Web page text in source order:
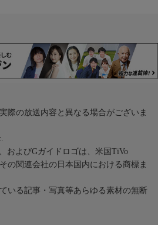
際の放送内容と異なる場合がございま
およびGガイドロゴは、米国TiVo
の関連会社の日本国内における商標ま
いる記事・写真等あらゆる素材の無断